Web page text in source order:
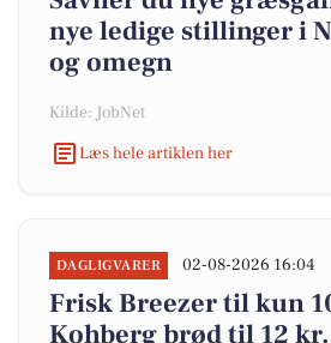
nye ledige stillinger i
og omegn
Kilde: JobNet
Læs hele artiklen her
DAGLIGVARER 02-08-2026 16:04
Frisk Breezer til kun
Kohberg brød til 12